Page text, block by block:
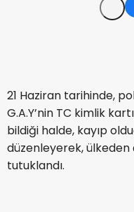
21 Haziran tarihinde,
G.A.Y’nin TC kimlik
bildiği halde, kayıp
düzenleyerek, ülkeden
tutuklandı.